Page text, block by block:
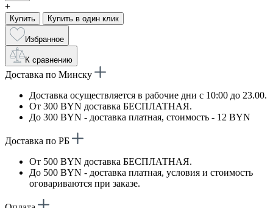
+
Купить Купить в один клик
Избранное
К сравнению
Доставка по Минску
Доставка осуществляется в рабочие дни с 10:00 до 23.00.
От 300 BYN доставка БЕСПЛАТНАЯ.
До 300 BYN - доставка платная, стоимость - 12 BYN
Доставка по РБ
От 500 BYN доставка БЕСПЛАТНАЯ.
До 500 BYN - доставка платная, условия и стоимость
оговариваются при заказе.